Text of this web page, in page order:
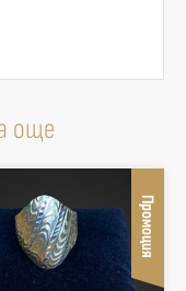
още
Промоция